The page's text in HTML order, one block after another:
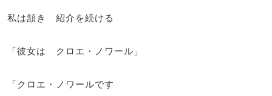
私は頷き 紹介を続ける
「彼女は クロエ・ノワール」
「クロエ・ノワールです